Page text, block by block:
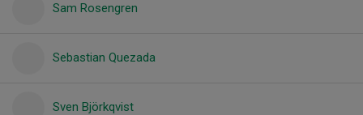
Sam Rosengren
Sebastian Quezada
Sven Björkqvist